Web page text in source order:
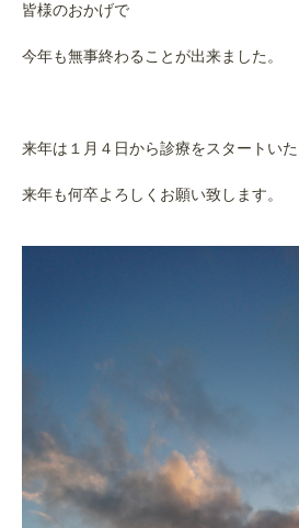
皆様のおかげで
今年も無事終わることが出来ました。
来年は１月４日から診療をスタートいた
来年も何卒よろしくお願い致します。